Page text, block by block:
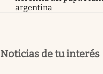
argentina
Noticias de tu interés